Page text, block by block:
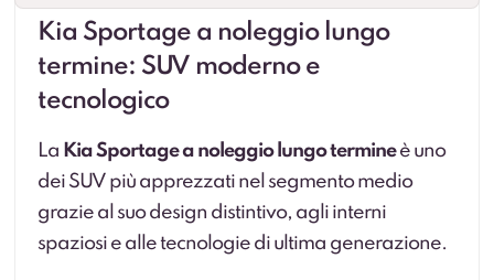
Kia Sportage a noleggio lungo
termine: SUV moderno e
tecnologico
La Kia Sportage a noleggio lungo termineè uno
dei SUV più apprezzati nel segmento medio
grazie al suo design distintivo, agli interni
spaziosi e alle tecnologie di ultima generazione.